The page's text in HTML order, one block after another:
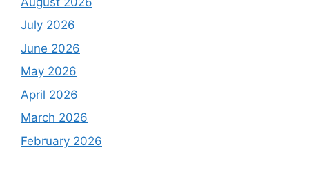
July 2026
June 2026
May 2026
April 2026
March 2026
February 2026